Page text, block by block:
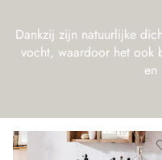
Dankzij zijn natuurlijke
vocht, waardoor het ook
en